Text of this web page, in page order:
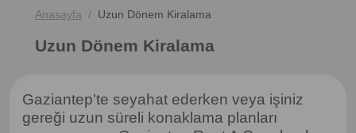
Anasayfa Uzun Dönem Kiralama
Uzun Dönem Kiralama
Gaziantep'te seyahat ederken veya işiniz
gereği uzun süreli konaklama planları